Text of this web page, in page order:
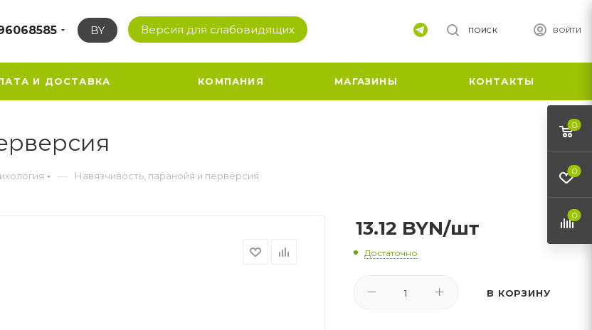
BY Версия для слабовидящих ВОЙТИ
ПОИСК
И ДОСТАВКА КОМПАНИЯ МАГАЗИНЫ КОНТАКТЫ
— Навязчивость, паранойя и перверсия
13.12 BYN/шт
Достаточно
В КОРЗИНУ
0
0
0